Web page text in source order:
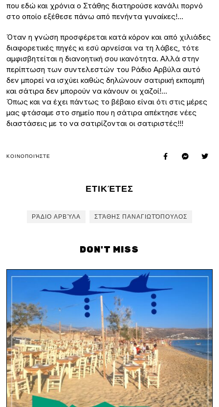
που εδώ και χρόνια ο Στάθης διατηρούσε κανάλι πορνό
στο οποίο εξέθεσε πάνω από πενήντα γυναίκες!…
Όταν η γνώση προσφέρεται κατά κόρον και από χιλιάδες
διαφορετικές πηγές κι εσύ αρνείσαι να τη λάβες, τότε
αμφισβητείται η διανοητική σου ικανότητα. Αλλά στην
περίπτωση των συντελεστών του Ράδιο Αρβύλα αυτό
δεν μπορεί να ισχύει καθώς δηλώνουν σατιρική εκπομπή
και σάτιρα δεν μπορούν να κάνουν οι χαζοί!…
Όπως και να έχει πάντως το βέβαιο είναι ότι στις μέρες
μας φτάσαμε στο σημείο που η σάτιρα απέκτησε νέες
διαστάσεις με το να σατιρίζονται οι σατιριστές!!!
ΚΟΙΝΟΠΟΙΉΣΤΕ
ΕΤΙΚΈΤΕΣ
ΡΆΔΙΟ ΑΡΒΎΛΑ ΣΤΆΘΗΣ ΠΑΝΑΓΙΩΤΌΠΟΥΛΟΣ
DON'T MISS